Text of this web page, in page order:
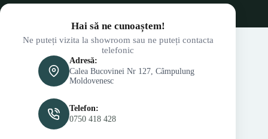
Hai să ne cunoaștem!
Ne puteți vizita la showroom sau ne puteți contacta
telefonic
Adresă:
Calea Bucovinei Nr 127, Câmpulung
Moldovenesc
Telefon:
0750 418 428